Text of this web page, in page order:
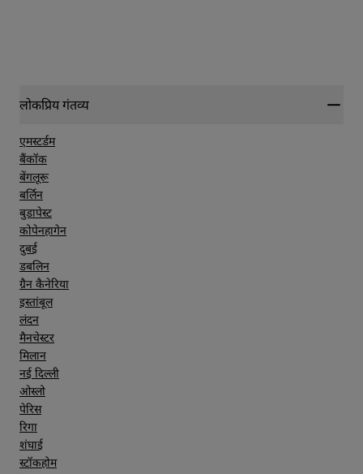
लोकप्रिय गंतव्य
एमस्टर्डम
बैंकॉक
बेंगलूरू
बर्लिन
बुडापेस्ट
कोपेनहागेन
दुबई
डबलिन
ग्रैन कैनेरिया
इस्तांबूल
लंदन
मैनचेस्टर
मिलान
नई दिल्ली
ओस्लो
पेरिस
रिगा
शंघाई
स्टॉकहोम